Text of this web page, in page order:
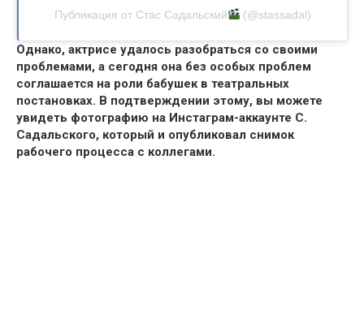
Публикация от Стас Садальский (@stassadal)
Однако, актрисе удалось разобраться со своими
проблемами, а сегодня она без особых проблем
соглашается на роли бабушек в театральных
постановках. В подтверждении этому, вы можете
увидеть фотографию на Инстаграм-аккаунте С.
Садальского, который и опубликовал снимок
рабочего процесса с коллегами.